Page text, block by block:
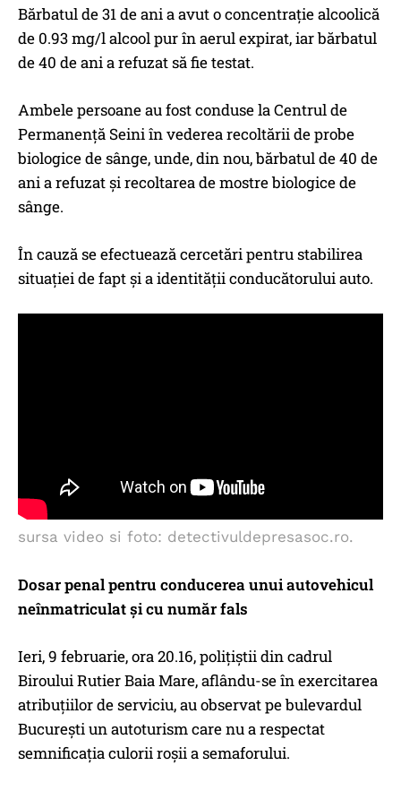
Bărbatul de 31 de ani a avut o concentrație alcoolică
de 0.93 mg/l alcool pur în aerul expirat, iar bărbatul
de 40 de ani a refuzat să fie testat.
Ambele persoane au fost conduse la Centrul de
Permanență Seini în vederea recoltării de probe
biologice de sânge, unde, din nou, bărbatul de 40 de
ani a refuzat și recoltarea de mostre biologice de
sânge.
În cauză se efectuează cercetări pentru stabilirea
situației de fapt și a identității conducătorului auto.
sursa video si foto: detectivuldepresasoc.ro.
Dosar penal pentru conducerea unui autovehicul
neînmatriculat și cu număr fals
Ieri, 9 februarie, ora 20.16, polițiștii din cadrul
Biroului Rutier Baia Mare, aflându-se în exercitarea
atribuțiilor de serviciu, au observat pe bulevardul
București un autoturism care nu a respectat
semnificația culorii roșii a semaforului.